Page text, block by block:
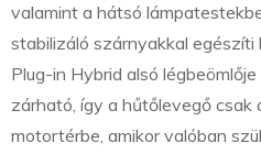
valamint a hátsó
stabilizáló szárnyakkal egészíti
Plug-in Hybrid alsó
zárható, így a hűtőlevegő csak
motortérbe, amikor valóban